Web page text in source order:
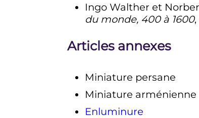
Ingo Walther et
du monde, 400 à 1600
Articles annexes
Miniature persane
Miniature arménienne
Enluminure